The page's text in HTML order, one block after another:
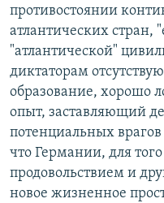
противостоянии
атлантических стран,
"атлантической"
диктаторам
образование, хорошо
опыт, заставляющий
потенциальных
что Германии, для
продовольствием и
новое жизненное